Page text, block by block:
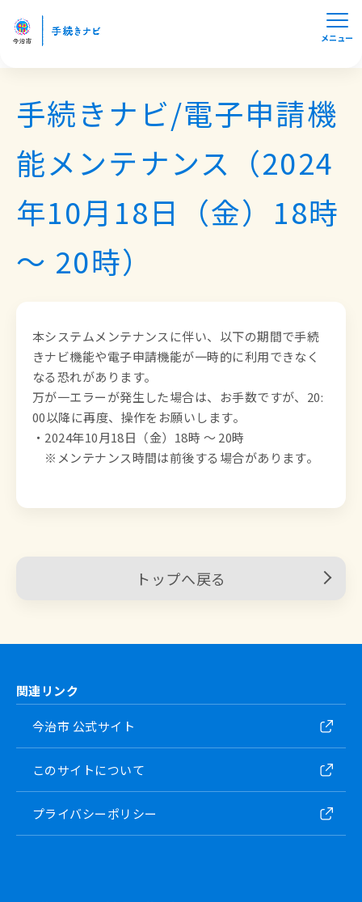
メニュー
手続きナビ/電子申請機
能メンテナンス（2024
年10月18日（金）18時
～ 20時）
本システムメンテナンスに伴い、以下の期間で手続
きナビ機能や電子申請機能が一時的に利用できなく
なる恐れがあります。
万が一エラーが発生した場合は、お手数ですが、20:
00以降に再度、操作をお願いします。
・2024年10月18日（金）18時 ～ 20時
※メンテナンス時間は前後する場合があります。
トップへ戻る
関連リンク
今治市 公式サイト
このサイトについて
プライバシーポリシー